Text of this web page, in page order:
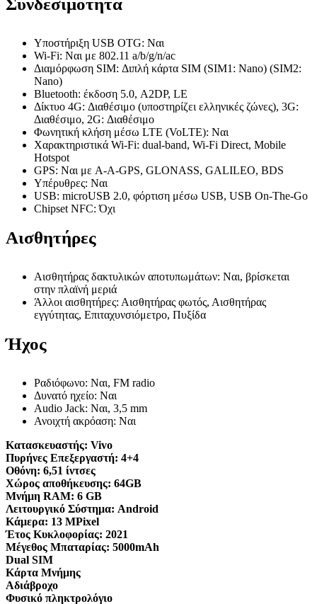
Συνδεσιμότητα
Υποστήριξη USB OTG: Ναι
Wi-Fi: Ναι με 802.11 a/b/g/n/ac
Διαμόρφωση SIM: Διπλή κάρτα SIM (SIM1: Nano) (SIM2:
Nano)
Bluetooth: έκδοση 5.0, A2DP, LE
Δίκτυο 4G: Διαθέσιμο (υποστηρίζει ελληνικές ζώνες), 3G:
Διαθέσιμο, 2G: Διαθέσιμο
Φωνητική κλήση μέσω LTE (VoLTE): Ναι
Χαρακτηριστικά Wi-Fi: dual-band, Wi-Fi Direct, Mobile
Hotspot
GPS: Ναι με A-A-GPS, GLONASS, GALILEO, BDS
Υπέρυθρες: Ναι
USB: microUSB 2.0, φόρτιση μέσω USB, USB On-The-Go
Chipset NFC: Όχι
Αισθητήρες
Αισθητήρας δακτυλικών αποτυπωμάτων: Ναι, βρίσκεται
στην πλαϊνή μεριά
Άλλοι αισθητήρες: Αισθητήρας φωτός, Αισθητήρας
εγγύτητας, Επιταχυνσιόμετρο, Πυξίδα
Ήχος
Ραδιόφωνο: Ναι, FM radio
Δυνατό ηχείο: Ναι
Audio Jack: Ναι, 3,5 mm
Ανοιχτή ακρόαση: Ναι
Κατασκευαστής: Vivo
Πυρήνες Επεξεργαστή: 4+4
Οθόνη: 6,51 ίντσες
Χώρος αποθήκευσης: 64GB
Μνήμη RAM: 6 GB
Λειτουργικό Σύστημα: Android
Κάμερα: 13 MPixel
Έτος Κυκλοφορίας: 2021
Μέγεθος Μπαταρίας: 5000mAh
Dual SIM
Κάρτα Μνήμης
Αδιάβροχο
Φυσικό πληκτρολόγιο